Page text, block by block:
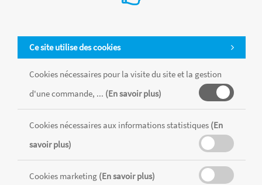
Ce site utilise des cookies
Cookies nécessaires pour la visite du site et la gestion
d'une commande, ... (En savoir plus)
Cookies nécessaires aux informations statistiques (En
savoir plus)
Cookies marketing (En savoir plus)
Tous les produits sont vendus dans la limite des stocks disponibles de
chaque magasin, toutes taxes comprises.
CONDITIONS GÉNÉRALES
RÉALISÉ AVEC MERCATOR